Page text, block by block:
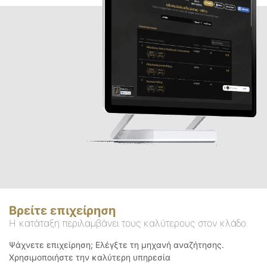
Βρείτε επιχείρηση
Η κατάταξη περιλαμβάνει τους καλύτερους στον κλάδο
Ψάχνετε επιχείρηση; Ελέγξτε τη μηχανή αναζήτησης.
Χρησιμοποιήστε την καλύτερη υπηρεσία